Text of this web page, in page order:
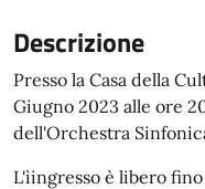
Descrizione
Presso la Casa della
Giugno 2023 alle ore
dell'Orchestra
L'ìingresso è libero